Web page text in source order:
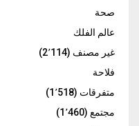
صحة
عالم الفلك
غير مصنف (2٬114)
فلاحة
متفرقات (1٬518)
مجتمع (1٬460)